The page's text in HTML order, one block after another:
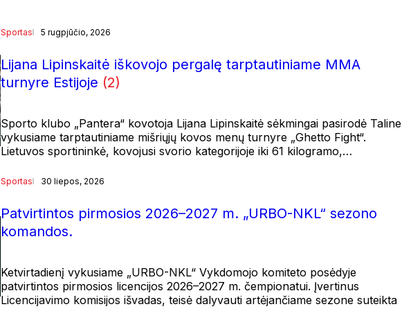
Sportas 5 rugpjūčio, 2026
Lijana Lipinskaitė iškovojo pergalę tarptautiniame MMA
turnyre Estijoje (2)
Sporto klubo „Pantera“ kovotoja Lijana Lipinskaitė sėkmingai pasirodė Taline
vykusiame tarptautiniame mišriųjų kovos menų turnyre „Ghetto Fight“.
Lietuvos sportininkė, kovojusi svorio kategorijoje iki 61 kilogramo,…
Sportas 30 liepos, 2026
Patvirtintos pirmosios 2026–2027 m. „URBO-NKL“ sezono
komandos.
Ketvirtadienį vykusiame „URBO-NKL“ Vykdomojo komiteto posėdyje
patvirtintos pirmosios licencijos 2026–2027 m. čempionatui. Įvertinus
Licencijavimo komisijos išvadas, teisė dalyvauti artėjančiame sezone suteikta